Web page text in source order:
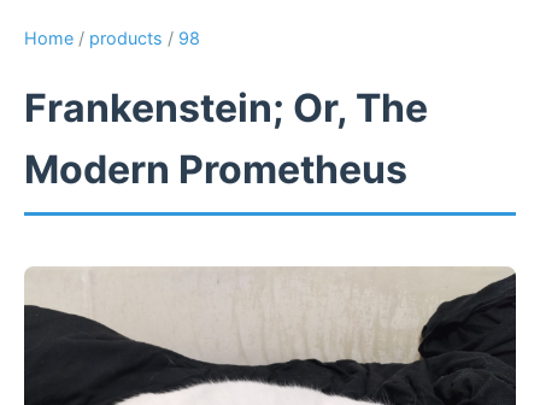
Home / products / 98
Frankenstein; Or, The
Modern Prometheus